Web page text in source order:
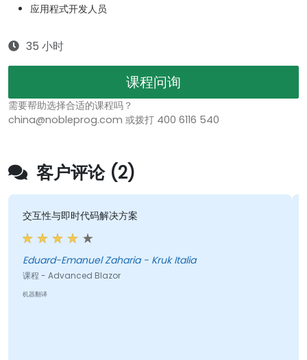
应用程式开发人员
35 小时
课程问询
需要帮助选择合适的课程吗？
china@nobleprog.com 或拨打 400 6116 540
客户评论 (2)
交互性与即时代码解决方案
Eduard-Emanuel Zaharia - Kruk Italia
课程 - Advanced Blazor
机器翻译